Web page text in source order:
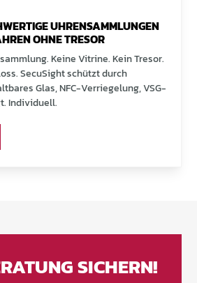
UHRENSAMMLUNGEN
OHNE TRESOR
Keine Vitrine. Kein Tresor.
SecuSight schützt durch
Glas, NFC-Verriegelung, VSG-
Individuell.
SICHERN!